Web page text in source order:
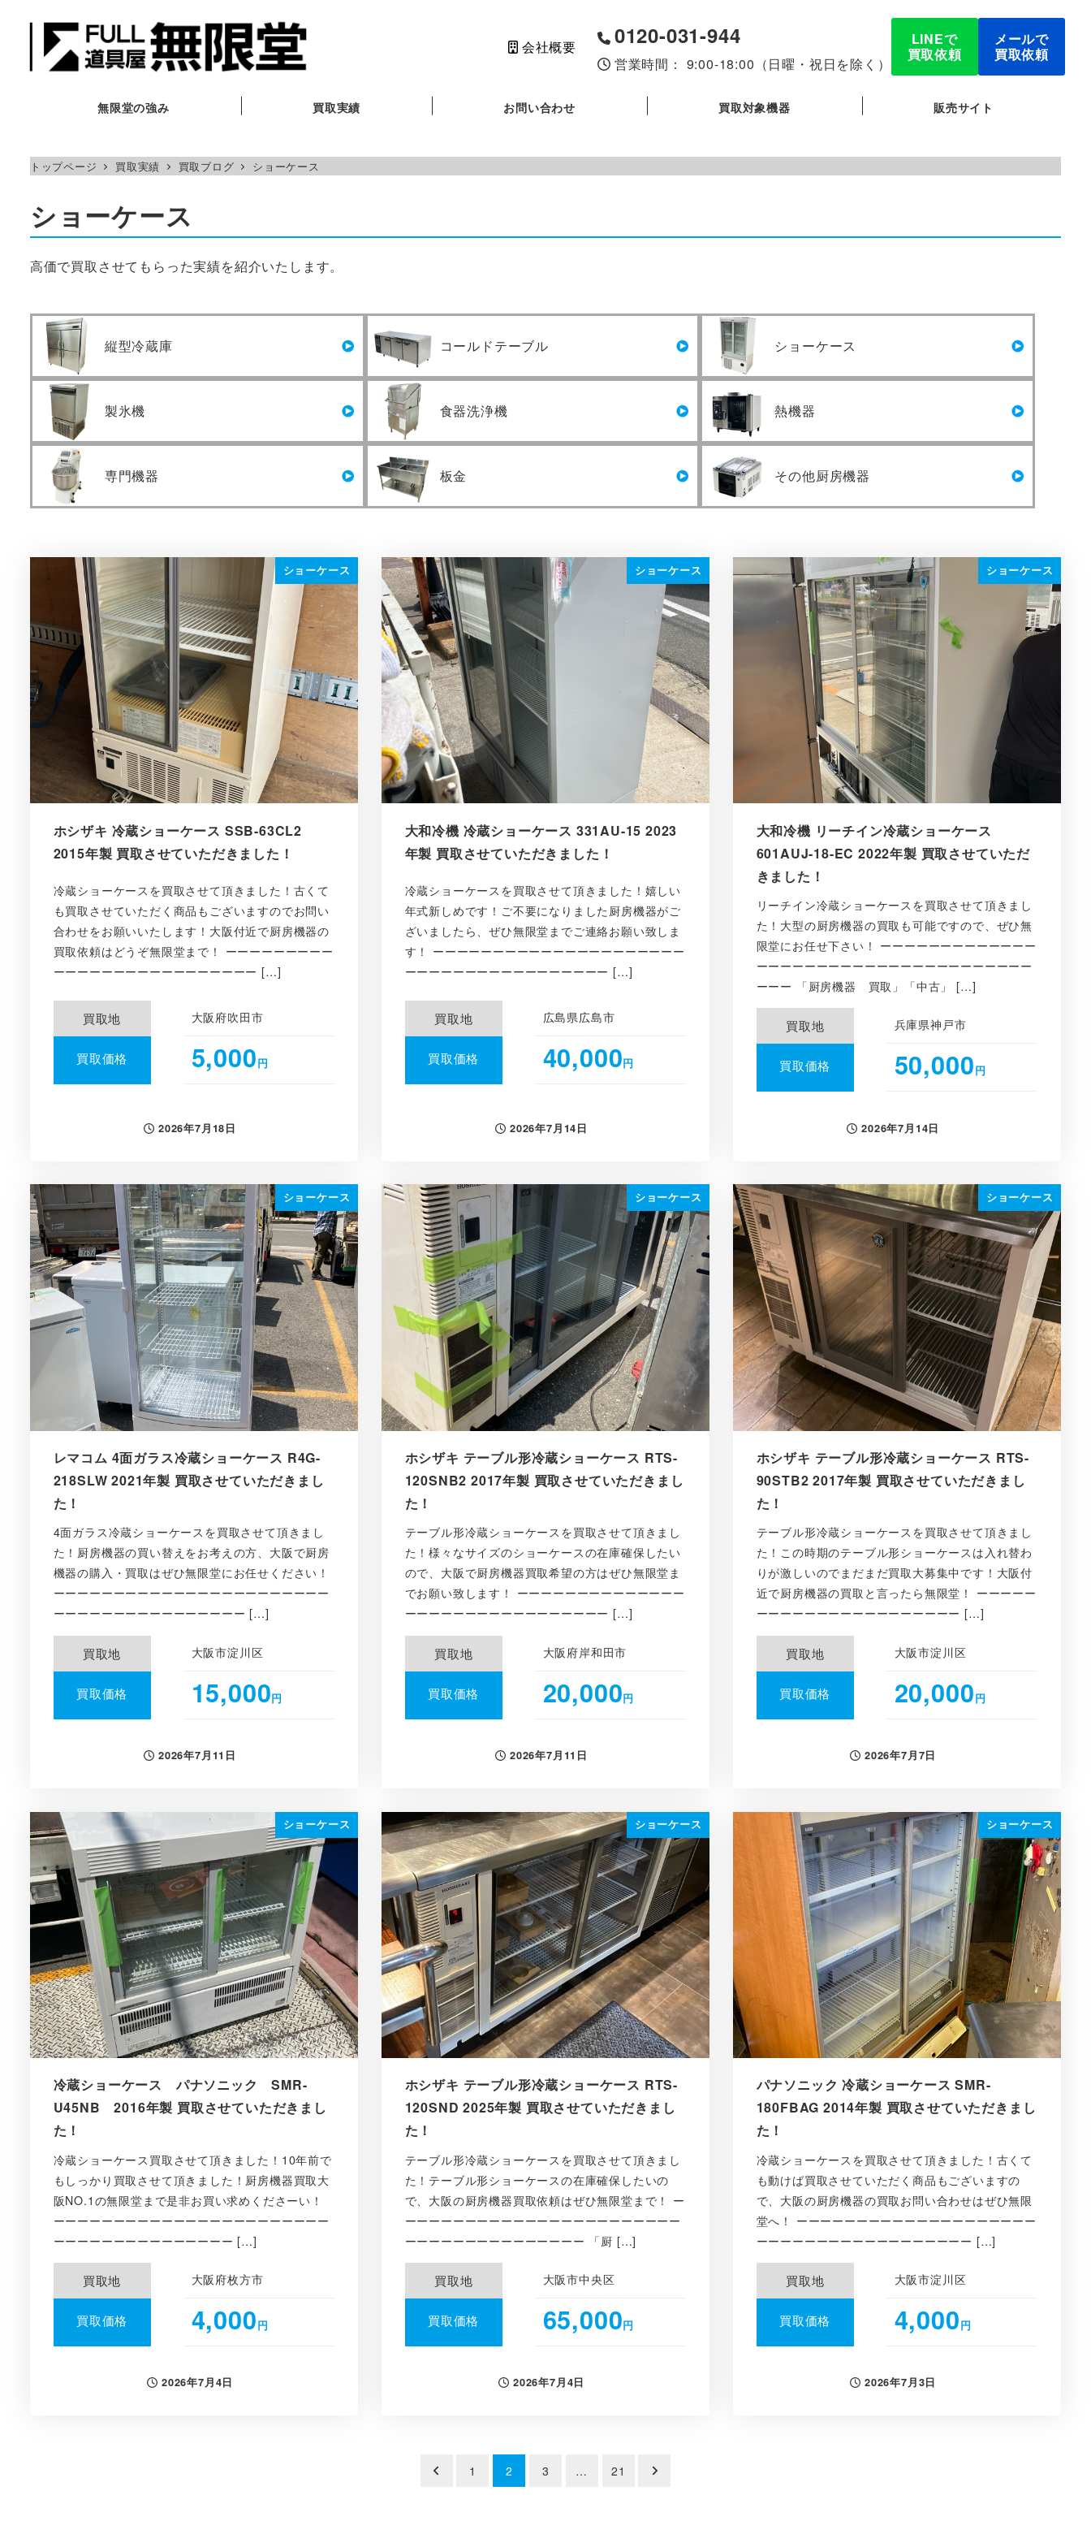
会社概要 0120-031-944
営業時間： 9:00-18:00（日曜・祝日を除く）
LINEで
買取依頼
メールで
買取依頼
無限堂の強み 買取実績 お問い合わせ 買取対象機器 販売サイト
トップページ 買取実績 買取ブログ ショーケース
ショーケース
高価で買取させてもらった実績を紹介いたします。
縦型冷蔵庫 コールドテーブル ショーケース
製氷機 食器洗浄機 熱機器
専門機器 板金 その他厨房機器
ショーケース
ホシザキ 冷蔵ショーケース SSB-63CL2
2015年製 買取させていただきました！
冷蔵ショーケースを買取させて頂きました！古くて
も買取させていただく商品もございますのでお問い
合わせをお願いいたします！大阪付近で厨房機器の
買取依頼はどうぞ無限堂まで！ ーーーーーーーーー
ーーーーーーーーーーーーーーーーー […]
買取地 大阪府吹田市
買取価格 5,000円
投稿日
2026年7月18日
ショーケース
大和冷機 冷蔵ショーケース 331AU-15 2023
年製 買取させていただきました！
冷蔵ショーケースを買取させて頂きました！嬉しい
年式新しめです！ご不要になりました厨房機器がご
ざいましたら、ぜひ無限堂までご連絡お願い致しま
す！ ーーーーーーーーーーーーーーーーーーーーー
ーーーーーーーーーーーーーーーーー […]
買取地 広島県広島市
買取価格 40,000円
投稿日
2026年7月14日
ショーケース
大和冷機 リーチイン冷蔵ショーケース
601AUJ-18-EC 2022年製 買取させていただ
きました！
リーチイン冷蔵ショーケースを買取させて頂きまし
た！大型の厨房機器の買取も可能ですので、ぜひ無
限堂にお任せ下さい！ ーーーーーーーーーーーーー
ーーーーーーーーーーーーーーーーーーーーーーー
ーーー 「厨房機器 買取」「中古」 […]
買取地 兵庫県神戸市
買取価格 50,000円
投稿日
2026年7月14日
ショーケース
レマコム 4面ガラス冷蔵ショーケース R4G-
218SLW 2021年製 買取させていただきまし
た！
4面ガラス冷蔵ショーケースを買取させて頂きまし
た！厨房機器の買い替えをお考えの方、大阪で厨房
機器の購入・買取はぜひ無限堂にお任せください！
ーーーーーーーーーーーーーーーーーーーーーーー
ーーーーーーーーーーーーーーーー […]
買取地 大阪市淀川区
買取価格 15,000円
投稿日
2026年7月11日
ショーケース
ホシザキ テーブル形冷蔵ショーケース RTS-
120SNB2 2017年製 買取させていただきまし
た！
テーブル形冷蔵ショーケースを買取させて頂きまし
た！様々なサイズのショーケースの在庫確保したい
ので、大阪で厨房機器買取希望の方はぜひ無限堂ま
でお願い致します！ ーーーーーーーーーーーーーー
ーーーーーーーーーーーーーーーーー […]
買取地 大阪府岸和田市
買取価格 20,000円
投稿日
2026年7月11日
ショーケース
ホシザキ テーブル形冷蔵ショーケース RTS-
90STB2 2017年製 買取させていただきまし
た！
テーブル形冷蔵ショーケースを買取させて頂きまし
た！この時期のテーブル形ショーケースは入れ替わ
りが激しいのでまだまだ買取大募集中です！大阪付
近で厨房機器の買取と言ったら無限堂！ ーーーーー
ーーーーーーーーーーーーーーーーー […]
買取地 大阪市淀川区
買取価格 20,000円
投稿日
2026年7月7日
ショーケース
冷蔵ショーケース パナソニック SMR-
U45NB 2016年製 買取させていただきまし
た！
冷蔵ショーケース買取させて頂きました！10年前で
もしっかり買取させて頂きました！厨房機器買取大
阪NO.1の無限堂まで是非お買い求めくださーい！
ーーーーーーーーーーーーーーーーーーーーーーー
ーーーーーーーーーーーーーーー […]
買取地 大阪府枚方市
買取価格 4,000円
投稿日
2026年7月4日
ショーケース
ホシザキ テーブル形冷蔵ショーケース RTS-
120SND 2025年製 買取させていただきまし
た！
テーブル形冷蔵ショーケースを買取させて頂きまし
た！テーブル形ショーケースの在庫確保したいの
で、大阪の厨房機器買取依頼はぜひ無限堂まで！ ー
ーーーーーーーーーーーーーーーーーーーーーーー
ーーーーーーーーーーーーーーー 「厨 […]
買取地 大阪市中央区
買取価格 65,000円
投稿日
2026年7月4日
ショーケース
パナソニック 冷蔵ショーケース SMR-
180FBAG 2014年製 買取させていただきまし
た！
冷蔵ショーケースを買取させて頂きました！古くて
も動けば買取させていただく商品もございますの
で、大阪の厨房機器の買取お問い合わせはぜひ無限
堂へ！ ーーーーーーーーーーーーーーーーーーーー
ーーーーーーーーーーーーーーーーーー […]
買取地 大阪市淀川区
買取価格 4,000円
投稿日
2026年7月3日
1 2 3 … 21